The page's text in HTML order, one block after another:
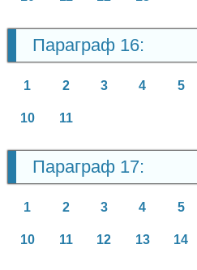
Параграф 16:
1 2 3 4 5
10 11
Параграф 17:
1 2 3 4 5
10 11 12 13 14